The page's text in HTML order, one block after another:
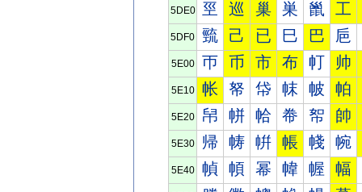
5DE0 巠 巡 巢 巣 巤 工
5DF0 巰 己 已 巳 巴 巵
5E00 帀 币 市 布 帄 帅
5E10 帐 帑 帒 帓 帔 帕
5E20 帠 帡 帢 帣 帤 帥
5E30 帰 帱 帲 帳 帴 帵
5E40 幀 幁 幂 幃 幄 幅